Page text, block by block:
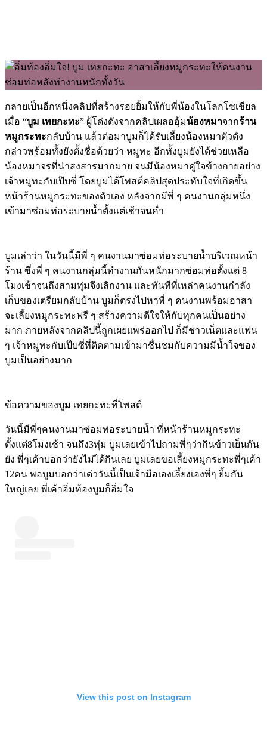
กลายเป็นอีกหนึ่งคลิปที่สร้างรอยยิ้มให้กับพี่น้องในโลกโซเชียล
เมื่อ “บูม เทยกะทะ” ผู้โด่งดังจากคลิปเผลออุ้มน้องหมาจากร้าน
หมูกระทะกลับบ้าน แล้วต่อมาบูมก็ได้รับเลี้ยงน้องหมาตัวดัง
กล่าวพร้อมทั้งยังตั้งชื่อด้วยว่า หมูทะ อีกทั้งบูมยังได้ช่วยเหลือ
น้องหมาจรที่น่าสงสารมากมาย จนมีน้องหมาคู่ใจข้างกายอย่าง
เจ้าหมูทะกับเป๊บซี่ โดยบูมได้โพสต์คลิปสุดประทับใจที่เกิดขึ้น
หน้าร้านหมูกระทะของตัวเอง หลังจากมีพี่ ๆ คนงานกลุ่มหนึ่ง
เข้ามาซ่อมท่อระบายน้ำตั้งแต่เช้าจนค่ำ
บูมเล่าว่า ในวันนี้มีพี่ ๆ คนงานมาซ่อมท่อระบายน้ำบริเวณหน้า
ร้าน ซึ่งพี่ ๆ คนงานกลุ่มนี้ทำงานกันหนักมากซ่อมท่อตั้งแต่ 8
โมงเช้าจนถึงสามทุ่มจึงเลิกงาน และทันทีที่เหล่าคนงานกำลัง
เก็บของเตรียมกลับบ้าน บูมก็ตรงไปหาพี่ ๆ คนงานพร้อมอาสา
จะเลี้ยงหมูกระทะฟรี ๆ สร้างความดีใจให้กับทุกคนเป็นอย่าง
มาก ภายหลังจากคลิปนี้ถูกเผยแพร่ออกไป ก็มีชาวเน็ตและแฟน
ๆ เจ้าหมูทะกับเป๊บซี่ที่ติดตามเข้ามาชื่นชมกับความมีน้ำใจของ
บูมเป็นอย่างมาก
ข้อความของบูม เทยกะทะที่โพสต์
วันนี้มีพี่ๆคนงานมาซ่อมท่อระบายน้ำ ที่หน้าร้านหมูกระทะ
ตั้งแต่8โมงเช้า จนถึง3ทุ่ม บูมเลยเข้าไปถามพี่ๆว่ากินข้าวเย็นกัน
ยัง พี่ๆเค้าบอกว่ายังไม่ได้กินเลย บูมเลยขอเลี้ยงหมูกระทะพี่ๆเค้า
12คน พอบูมบอกว่าเด่ววันนี้เป็นเจ้ามือเองเลี้ยงเองพี่ๆ ยิ้มกัน
ใหญ่เลย พี่เค้าอิ่มท้องบูมก็อิ่มใจ
View this post on Instagram